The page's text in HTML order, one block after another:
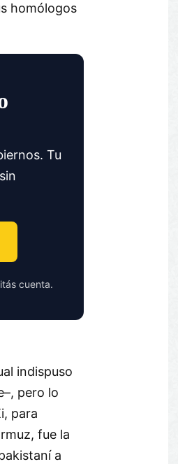
homólogos
Tu
cuenta.
indispuso
pero lo
para
fue la
a